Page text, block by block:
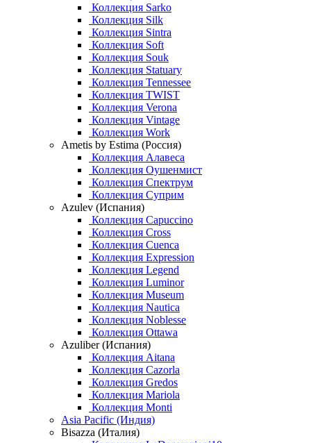
Коллекция Sarko
Коллекция Silk
Коллекция Sintra
Коллекция Soft
Коллекция Souk
Коллекция Statuary
Коллекция Tennessee
Коллекция TWIST
Коллекция Verona
Коллекция Vintage
Коллекция Work
Ametis by Estima (Россия)
Коллекция Алавеса
Коллекция Оушенмист
Коллекция Спектрум
Коллекция Суприм
Azulev (Испания)
Коллекция Capuccino
Коллекция Cross
Коллекция Cuenca
Коллекция Expression
Коллекция Legend
Коллекция Luminor
Коллекция Museum
Коллекция Nautica
Коллекция Noblesse
Коллекция Ottawa
Azuliber (Испания)
Коллекция Aitana
Коллекция Cazorla
Коллекция Gredos
Коллекция Mariola
Коллекция Monti
Asia Pacific (Индия)
Bisazza (Италия)